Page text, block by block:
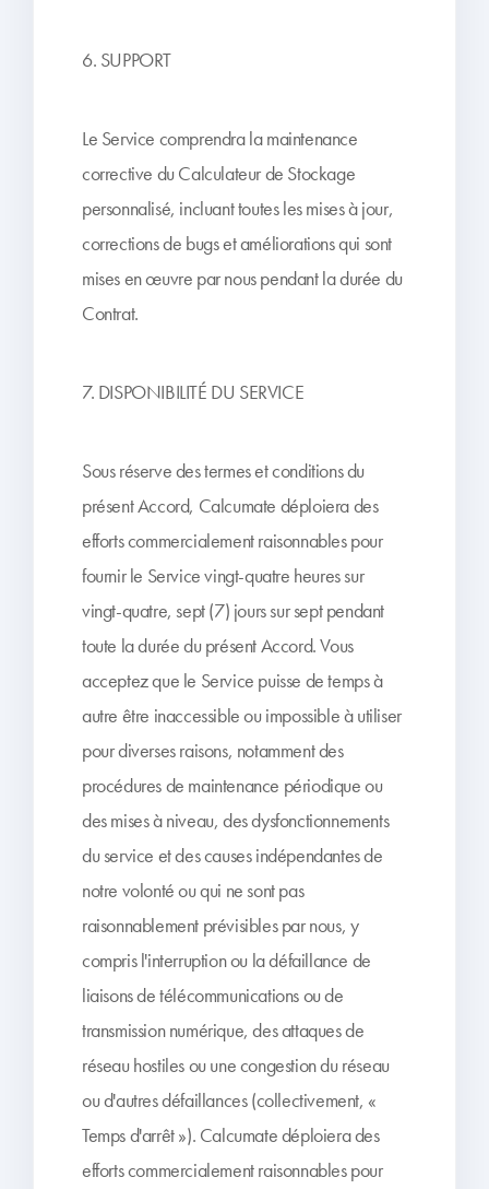
6. SUPPORT
Le Service comprendra la maintenance
corrective du Calculateur de Stockage
personnalisé, incluant toutes les mises à jour,
corrections de bugs et améliorations qui sont
mises en œuvre par nous pendant la durée du
Contrat.
7. DISPONIBILITÉ DU SERVICE
Sous réserve des termes et conditions du
présent Accord, Calcumate déploiera des
efforts commercialement raisonnables pour
fournir le Service vingt-quatre heures sur
vingt-quatre, sept (7) jours sur sept pendant
toute la durée du présent Accord. Vous
acceptez que le Service puisse de temps à
autre être inaccessible ou impossible à utiliser
pour diverses raisons, notamment des
procédures de maintenance périodique ou
des mises à niveau, des dysfonctionnements
du service et des causes indépendantes de
notre volonté ou qui ne sont pas
raisonnablement prévisibles par nous, y
compris l'interruption ou la défaillance de
liaisons de télécommunications ou de
transmission numérique, des attaques de
réseau hostiles ou une congestion du réseau
ou d'autres défaillances (collectivement, «
Temps d'arrêt »). Calcumate déploiera des
efforts commercialement raisonnables pour